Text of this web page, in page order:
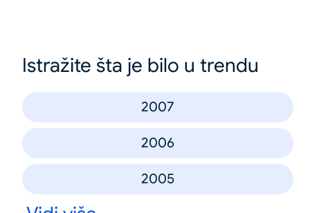
Istražite šta je bilo u trendu
2007
2006
2005